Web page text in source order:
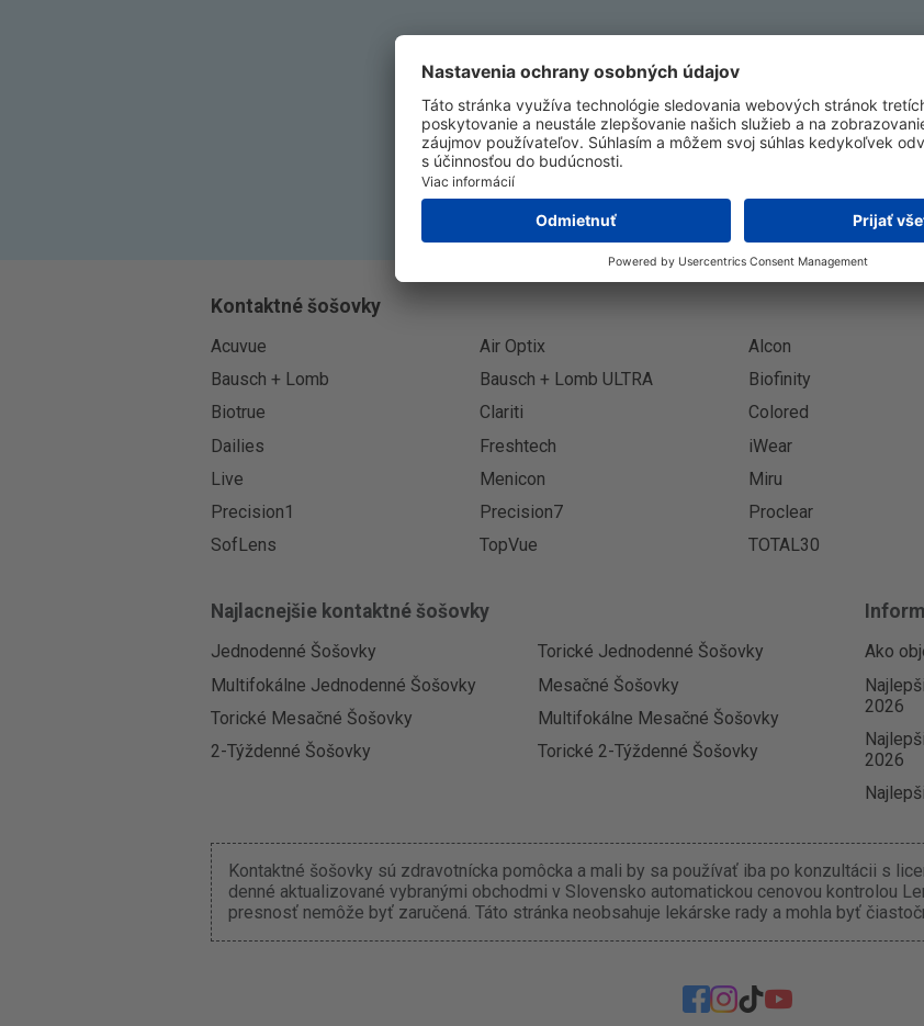
Prihlásenie k odberu
Kontaktné šošovky
Acuvue Air Optix Alcon
Bausch + Lomb
Bausch + Lomb ULTRA Biofinity
Biotrue
Clariti Colored
Dailies
Freshtech iWear
Live
Menicon Miru
Precision1
Precision7 Proclear
SofLens
TopVue TOTAL30
Najlacnejšie kontaktné šošovky
Jednodenné Šošovky
Torické Jednodenné Šošovky
Multifokálne Jednodenné Šošovky
Mesačné Šošovky
Torické Mesačné Šošovky
Multifokálne Mesačné Šošovky
2-Týždenné Šošovky
Torické 2-Týždenné Šošovky
Ako
2026
2026
Kontaktné šošovky sú zdravotnícka pomôcka a mali by sa používať iba po konzultácii s
denné aktualizované vybranými obchodmi v Slovensko automatickou cenovou kontrolou
presnosť nemôže byť zaručená. Táto stránka neobsahuje lekárske rady a mohla byť